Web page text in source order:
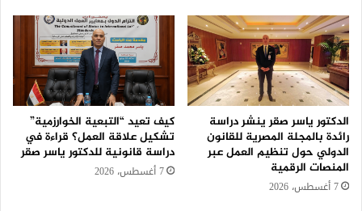
الدكتور ياسر صقر ينشر دراسة
رائدة بالمجلة المصرية للقانون
الدولي حول تنظيم العمل عبر
المنصات الرقمية
7 أغسطس، 2026
كيف تعيد “التبعية الخوارزمية”
تشكيل علاقة العمل؟ قراءة في
دراسة قانونية للدكتور ياسر صقر
7 أغسطس، 2026